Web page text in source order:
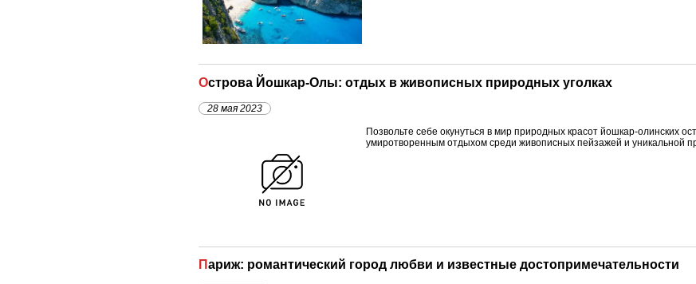
Острова Йошкар-Олы: отдых в живописных природных уголках
28 мая 2023
Позвольте себе окунуться в мир природных красот йошкар-олинских
умиротворенным отдыхом среди живописных пейзажей и уникальной
Париж: романтический город любви и известные достопримечательности